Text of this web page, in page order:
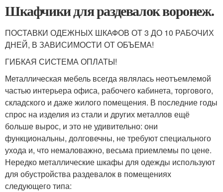
Шкафчики для раздевалок воронеж.
ПОСТАВКИ ОДЕЖНЫХ ШКАФОВ ОТ 3 ДО 10 РАБОЧИХ
ДНЕЙ, В ЗАВИСИМОСТИ ОТ ОБЪЕМА!
ГИБКАЯ СИСТЕМА ОПЛАТЫ!
Металлическая мебель всегда являлась неотъемлемой
частью интерьера офиса, рабочего кабинета, торгового,
складского и даже жилого помещения. В последние годы
спрос на изделия из стали и других металлов ещё
больше вырос, и это не удивительно: они
функциональны, долговечны, не требуют специального
ухода и, что немаловажно, весьма приемлемы по цене.
Нередко металлические шкафы для одежды используют
для обустройства раздевалок в помещениях
следующего типа: